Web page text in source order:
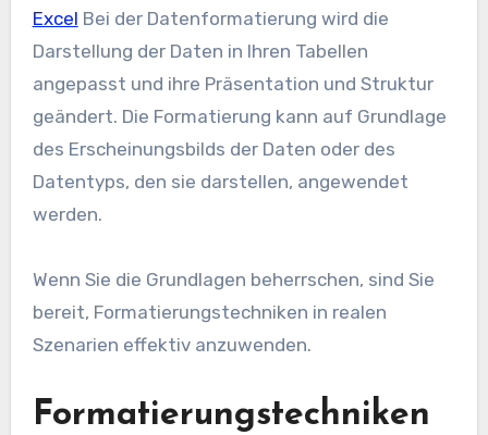
Excel Bei der Datenformatierung wird die
Darstellung der Daten in Ihren Tabellen
angepasst und ihre Präsentation und Struktur
geändert. Die Formatierung kann auf Grundlage
des Erscheinungsbilds der Daten oder des
Datentyps, den sie darstellen, angewendet
werden.
Wenn Sie die Grundlagen beherrschen, sind Sie
bereit, Formatierungstechniken in realen
Szenarien effektiv anzuwenden.
Formatierungstechniken